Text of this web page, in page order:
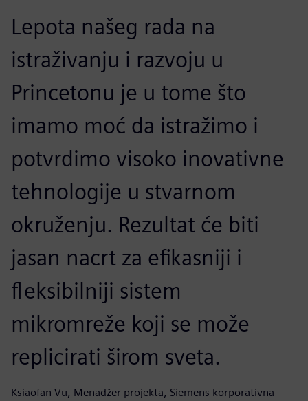
Lepota našeg rada na
istraživanju i razvoju u
Princetonu je u tome što
imamo moć da istražimo i
potvrdimo visoko inovativne
tehnologije u stvarnom
okruženju. Rezultat će biti
jasan nacrt za efikasniji i
fleksibilniji sistem
mikromreže koji se može
replicirati širom sveta.
Ksiaofan Vu, Menadžer projekta, Siemens korporativna